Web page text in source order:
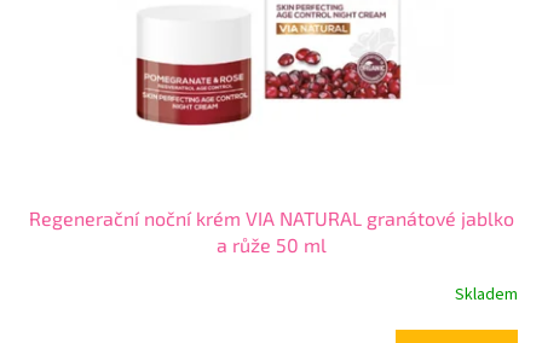
Regenerační noční krém VIA NATURAL granátové jablko
a růže 50 ml
Skladem